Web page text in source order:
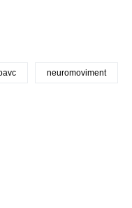
neuromoviment